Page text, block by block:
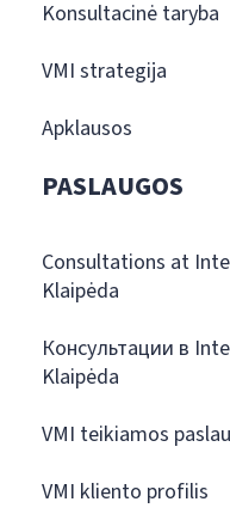
Konsultacinė taryba
VMI strategija
Apklausos
PASLAUGOS
Consultations at
Klaipėda
Консультации в
Klaipėda
VMI teikiamos
VMI kliento profilis